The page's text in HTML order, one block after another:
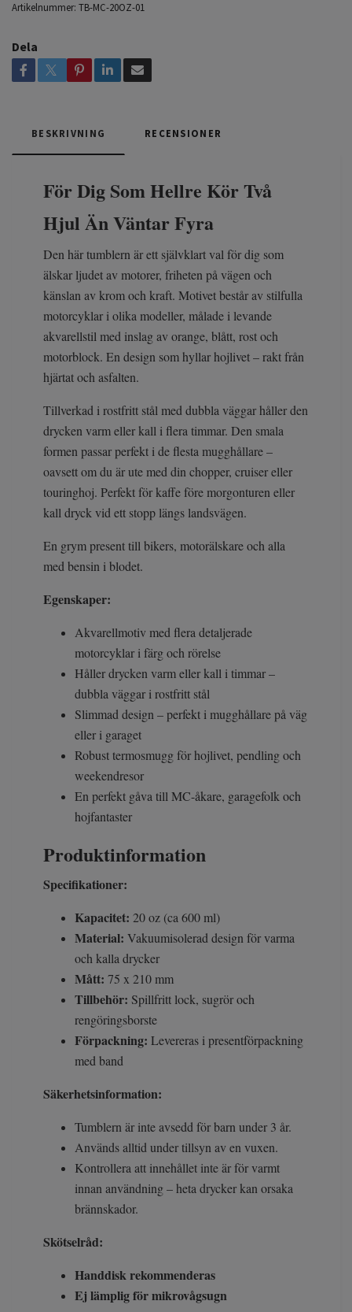
Artikelnummer: TB-MC-20OZ-01
Dela
BESKRIVNING RECENSIONER
För Dig Som Hellre Kör Två
Hjul Än Väntar Fyra
Den här tumblern är ett självklart val för dig som
älskar ljudet av motorer, friheten på vägen och
känslan av krom och kraft. Motivet består av stilfulla
motorcyklar i olika modeller, målade i levande
akvarellstil med inslag av orange, blått, rost och
motorblock. En design som hyllar hojlivet – rakt från
hjärtat och asfalten.
Tillverkad i rostfritt stål med dubbla väggar håller den
drycken varm eller kall i flera timmar. Den smala
formen passar perfekt i de flesta mugghållare –
oavsett om du är ute med din chopper, cruiser eller
touringhoj. Perfekt för kaffe före morgonturen eller
kall dryck vid ett stopp längs landsvägen.
En grym present till bikers, motorälskare och alla
med bensin i blodet.
Egenskaper:
Akvarellmotiv med flera detaljerade
motorcyklar i färg och rörelse
Håller drycken varm eller kall i timmar –
dubbla väggar i rostfritt stål
Slimmad design – perfekt i mugghållare på väg
eller i garaget
Robust termosmugg för hojlivet, pendling och
weekendresor
En perfekt gåva till MC-åkare, garagefolk och
hojfantaster
Produktinformation
Specifikationer:
Kapacitet: 20 oz (ca 600 ml)
Material: Vakuumisolerad design för varma
och kalla drycker
Mått: 75 x 210 mm
Tillbehör: Spillfritt lock, sugrör och
rengöringsborste
Förpackning: Levereras i presentförpackning
med band
Säkerhetsinformation:
Tumblern är inte avsedd för barn under 3 år.
Används alltid under tillsyn av en vuxen.
Kontrollera att innehållet inte är för varmt
innan användning – heta drycker kan orsaka
brännskador.
Skötselråd:
Handdisk rekommenderas
Ej lämplig för mikrovågsugn